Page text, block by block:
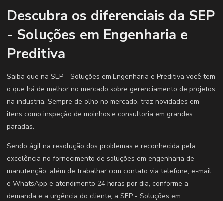
Descubra os diferenciais da SEP
- Soluções em Engenharia e
Preditiva
Saiba que na SEP - Soluções em Engenharia e Preditiva você tem
o que há de melhor no mercado sobre gerenciamento de projetos
na industria. Sempre de olho no mercado, traz novidades em
itens como inspeção de moinhos e consultoria em grandes
paradas.
Sendo ágil na resolução dos problemas e reconhecida pela
excelência no fornecimento de soluções em engenharia de
manutenção, além de trabalhar com contato via telefone, e-mail
e WhatsApp e atendimento 24 horas por dia, conforme a
demanda e a urgência do cliente, a SEP - Soluções em